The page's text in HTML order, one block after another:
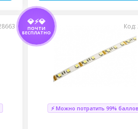
💎⚡💎
ПОЧТИ
БЕСПЛАТНО
Код:
⚡ Можно потратить 99% баллов